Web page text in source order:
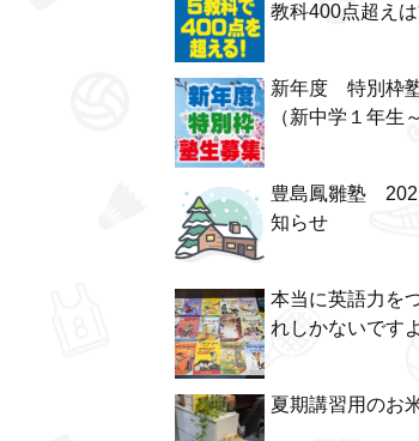
教科400点超えは
新年度 特別枠
（新中学１年生
豊島鳳雛塾
知らせ
本当に英語力を
れしかないです
夏期講習用のお